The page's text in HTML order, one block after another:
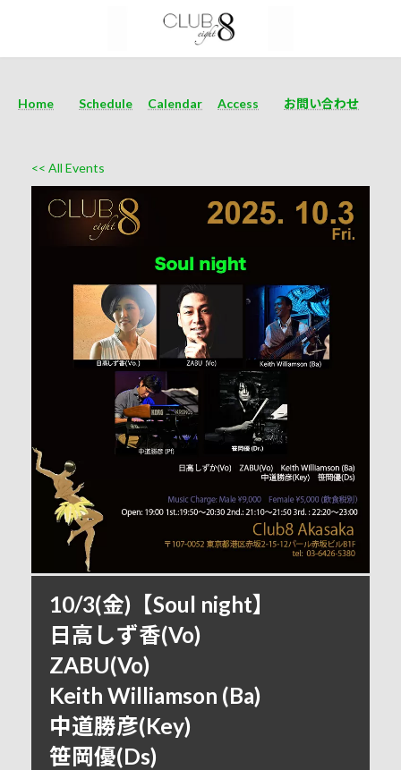
Home Schedule Calendar Access お問い合わせ
<< All Events
10/3(金)【Soul night】
日高しず香(Vo)
ZABU(Vo)
Keith Williamson (Ba)
中道勝彦(Key)
笹岡優(Ds)